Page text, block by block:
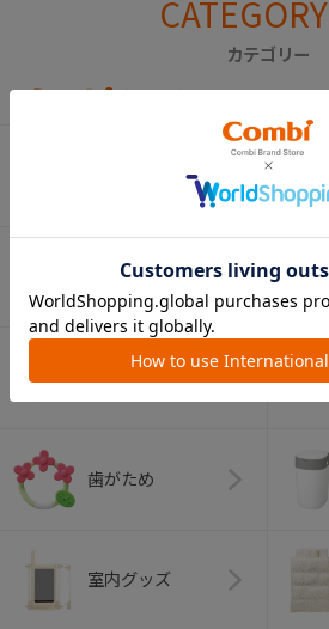
CATEGORY
カテゴリー
ベビーラック＆
哺乳びん関連
グッズ
歯がため
室内グッズ